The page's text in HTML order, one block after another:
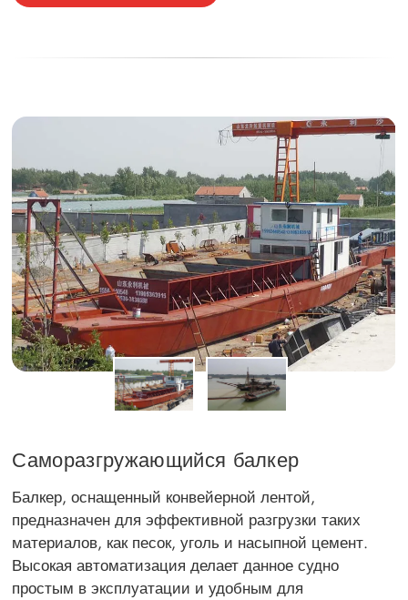
Саморазгружающийся балкер
Балкер, оснащенный конвейерной лентой,
предназначен для эффективной разгрузки таких
материалов, как песок, уголь и насыпной цемент.
Высокая автоматизация делает данное судно
простым в эксплуатации и удобным для